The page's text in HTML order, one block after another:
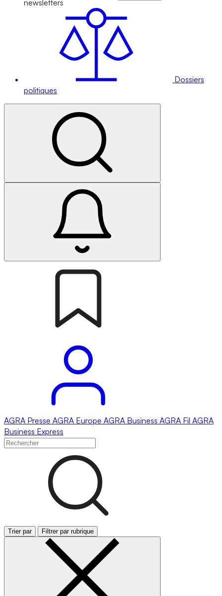
newsletters
Dossiers
politiques
AGRA Presse AGRA Europe AGRA Business AGRA Fil AGRA
Business Express
Trier par Filtrer par rubrique